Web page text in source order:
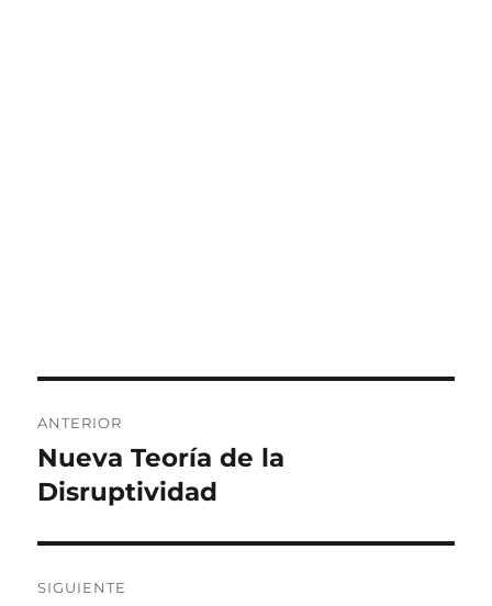
de
entradas
ANTERIOR
Entrada
anterior:
Nueva Teoría de la
Disruptividad
SIGUIENTE